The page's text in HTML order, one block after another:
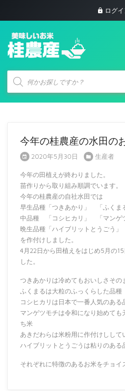
ログ
商
索
今年の桂農産の水田の
2020年5月30日 生産者
今年の田植えが終わりました。
苗作りから取り組み順調でいます。
今年の桂農産の自社水田では
早生品種「つきあかり」 「ふくま
中品種 「コシヒカリ」 「マンゲ
晩生品種「ハイブリットとうごう」
を作付けしました。
4月22日から田植えをはじめ5月の
した。
つきあかりは冷めてもおいしさその
ふくまるは大粒のふっくらした品種
コシヒカリは日本で一番人気のある
マンゲツモチは令和になり始めても
ち米
あきだわらは米粉用に作付けしして
ハイブリットとうごうは粘りのある
それぞれに特徴のあるお米をチョイ